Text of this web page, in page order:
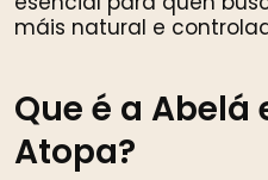
máis natural e
Que é a Abelá
Atopa?